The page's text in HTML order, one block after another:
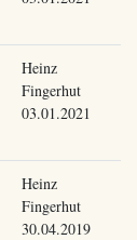
Heinz
Fingerhut
03.01.2021
Heinz
Fingerhut
30.04.2019